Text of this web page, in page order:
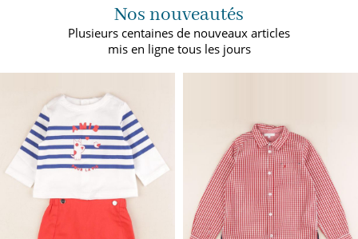
Nos nouveautés
Plusieurs centaines de nouveaux articles
mis en ligne tous les jours